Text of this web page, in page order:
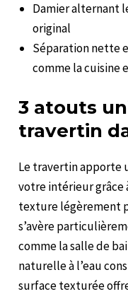
Damier alternant
original
Séparation nette
comme la cuisine
3 atouts
travertin
Le travertin apporte
votre intérieur grâce
texture légèrement
s’avère
comme la salle de
naturelle à l’eau
surface texturée